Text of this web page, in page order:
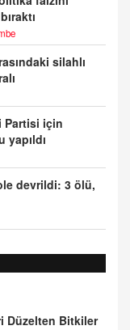
silahlı
Partisi için
devrildi: 3 ölü,
Keşif Yolculuğu